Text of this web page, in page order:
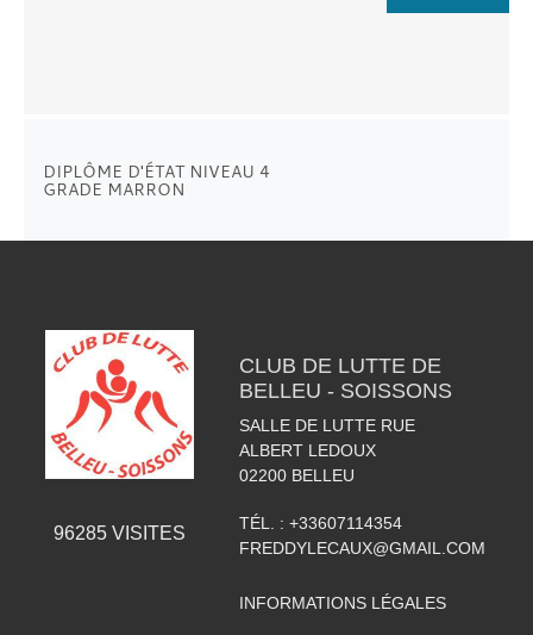
DIPLÔME D'ÉTAT NIVEAU 4
GRADE MARRON
96285VISITES
CLUB DE LUTTE DE
BELLEU - SOISSONS
SALLE DE LUTTE RUE
ALBERT LEDOUX
02200 BELLEU
TÉL. : +33607114354
FREDDYLECAUX@GMAIL.COM
INFORMATIONS LÉGALES